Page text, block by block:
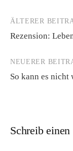
Beitrags-
Navigation
ÄLTERER
Rezension:
NEUERER
So kann es nicht
Schreib